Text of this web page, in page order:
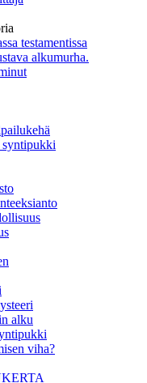
testamentissa
alkumurha.
alku
viha?